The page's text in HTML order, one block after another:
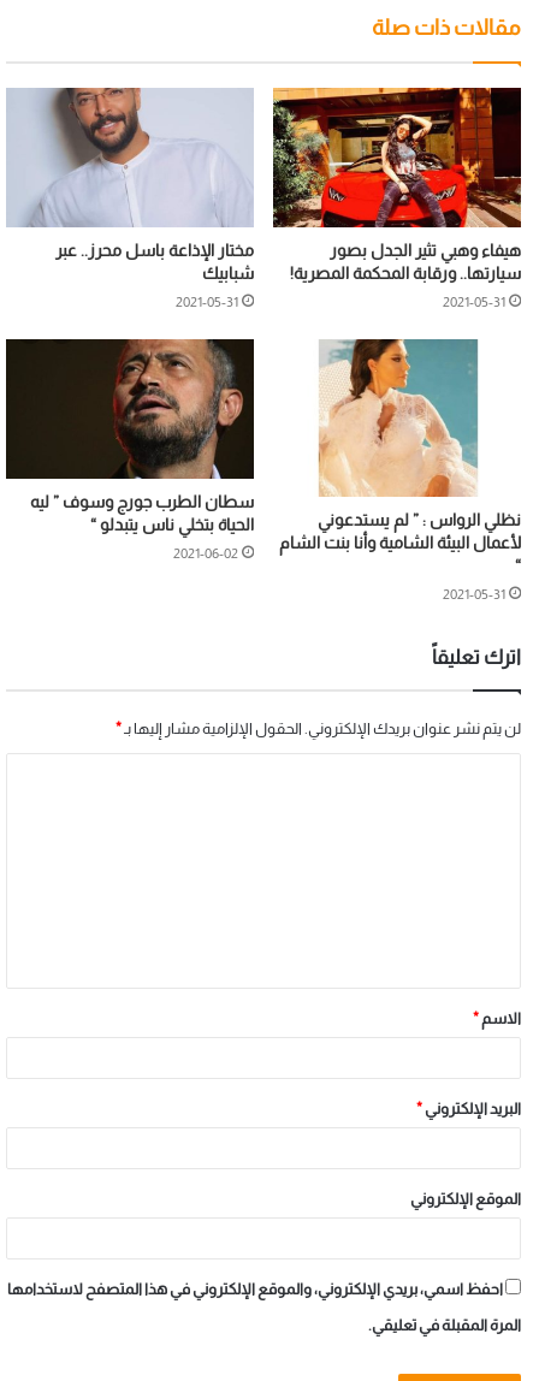
مقالات ذات صلة
هيفاء وهبي تثير الجدل بصور
سيارتها.. ورقابة المحكمة المصرية!
2021-05-31
مختار الإذاعة باسل محرز.. عبر
شبابيك
2021-05-31
نظلي الرواس : ” لم يستدعوني
لأعمال البيئة الشامية وأنا بنت الشام
“
2021-05-31
سطان الطرب جورج وسوف ” ليه
الحياة بتخلي ناس يتبدلو “
2021-06-02
اترك تعليقاً
لن يتم نشر عنوان بريدك الإلكتروني. الحقول الإلزامية مشار إليها بـ *
الاسم *
البريد الإلكتروني *
الموقع الإلكتروني
احفظ اسمي، بريدي الإلكتروني، والموقع الإلكتروني في هذا المتصفح لاستخدامها
المرة المقبلة في تعليقي.